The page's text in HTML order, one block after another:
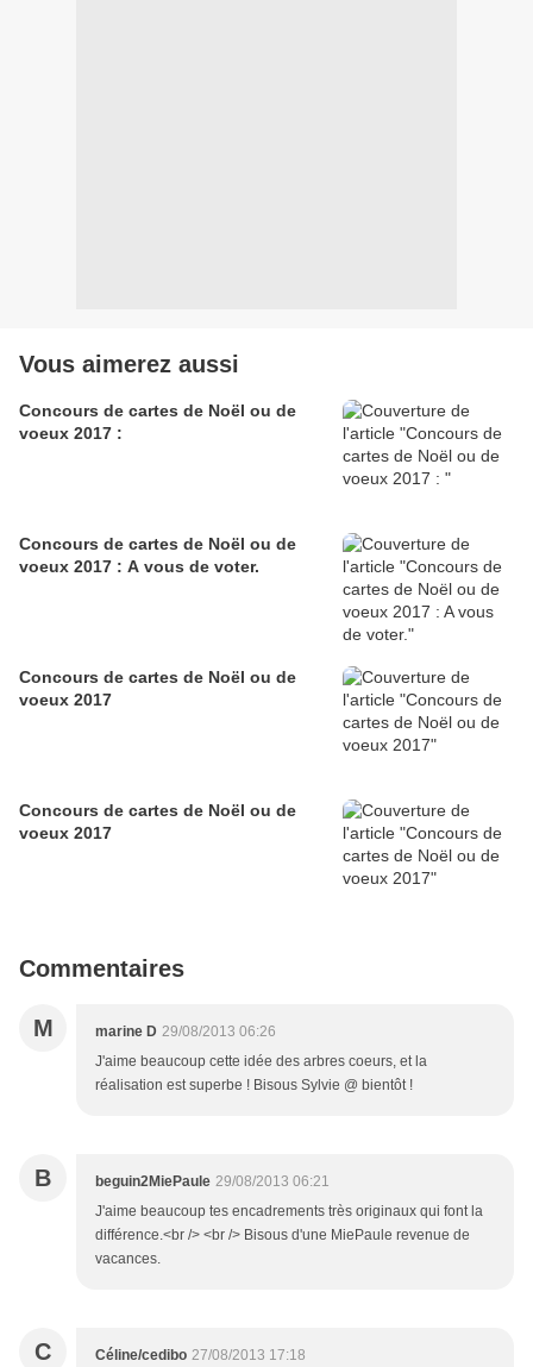
Vous aimerez aussi
Concours de cartes de Noël ou de
voeux 2017 :
Concours de cartes de Noël ou de
voeux 2017 : A vous de voter.
Concours de cartes de Noël ou de
voeux 2017
Concours de cartes de Noël ou de
voeux 2017
Commentaires
M marine D 29/08/2013 06:26
J'aime beaucoup cette idée des arbres coeurs, et la
réalisation est superbe ! Bisous Sylvie @ bientôt !
B beguin2MiePaule 29/08/2013 06:21
J'aime beaucoup tes encadrements très originaux qui font la
différence.<br /> <br /> Bisous d'une MiePaule revenue de
vacances.
C Céline/cedibo 27/08/2013 17:18